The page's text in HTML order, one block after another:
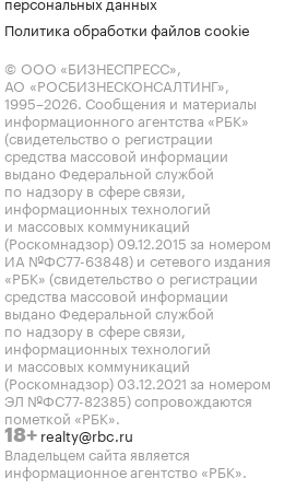
Политика обработки файлов cookie
© ООО «БИЗНЕСПРЕСС»,
АО «РОСБИЗНЕСКОНСАЛТИНГ»,
1995–2026. Сообщения и материалы
информационного агентства «РБК»
(свидетельство о регистрации
средства массовой информации
выдано Федеральной службой
по надзору в сфере связи,
информационных технологий
и массовых коммуникаций
(Роскомнадзор) 09.12.2015 за номером
ИА №ФС77-63848) и сетевого издания
«РБК» (свидетельство о регистрации
средства массовой информации
выдано Федеральной службой
по надзору в сфере связи,
информационных технологий
и массовых коммуникаций
(Роскомнадзор) 03.12.2021 за номером
ЭЛ №ФС77-82385) сопровождаются
пометкой «РБК».
18+ realty@rbc.ru
Владельцем сайта является
информационное агентство «РБК».